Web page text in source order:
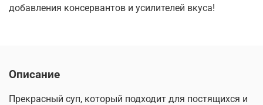
добавления консервантов и усилителей вкуса!
Описание
Прекрасный суп, который подходит для постящихся и